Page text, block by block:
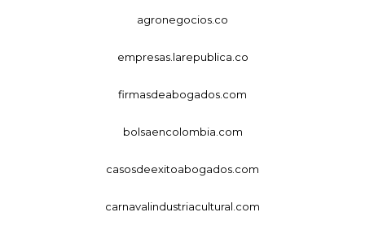
agronegocios.co
empresas.larepublica.co
firmasdeabogados.com
bolsaencolombia.com
casosdeexitoabogados.com
carnavalindustriacultural.com